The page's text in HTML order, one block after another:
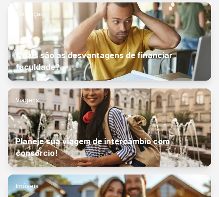
Educação
Quais são as desvantagens de financiar
faculdade?
Viagens
Planeje sua viagem de intercâmbio com
consórcio!
Imóveis